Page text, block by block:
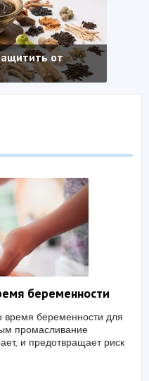
от
беременности
время беременности для
промасливание
и предотвращает риск